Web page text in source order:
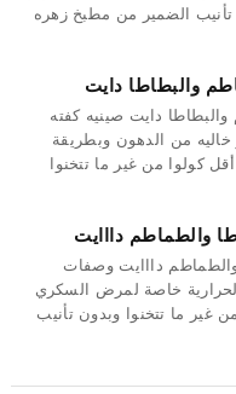
تأنيب الضمير من مطبخ زهره
والبطاطا دايت
دايت صينيه كفته
من الدهون وبطريقة
كولوا من غير ما تتخنوا
والطماطم دااايت
دااايت وصفات
خاصة لمرض السكري
غير ما تتخنوا وبدون تأنيب